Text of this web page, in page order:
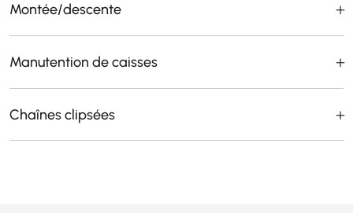
Montée/descente
Manutention de caisses
Chaînes clipsées